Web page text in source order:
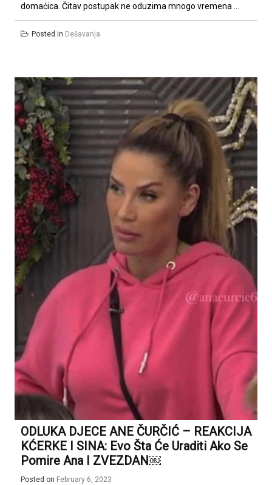
domaćica. Čitav postupak ne oduzima mnogo vremena ...
Posted in Dešavanja
ODLUKA DJECE ANE ČURČIĆ – REAKCIJA
KĆERKE I SINA: Evo Šta Će Uraditi Ako Se
Pomire Ana I ZVEZDAN￼
Posted on February 6, 2023